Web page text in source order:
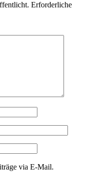
Erforderliche
via E-Mail.